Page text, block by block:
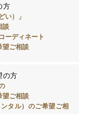
方
い）」
談
ーディネート
望ご相談
の方
望ご相談
タル）のご希望ご相